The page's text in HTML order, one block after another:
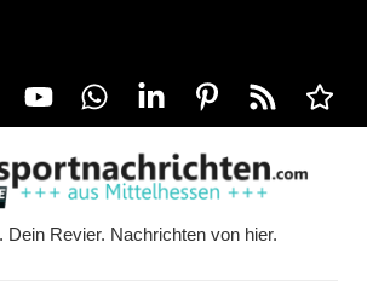
YouTubeWhatsAppLinkedInPinterestRSS-
Feed
Alle
Dein Revier. Nachrichten von hier.